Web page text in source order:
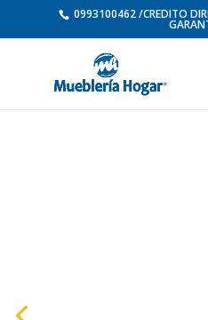
0993100462 /CREDITO